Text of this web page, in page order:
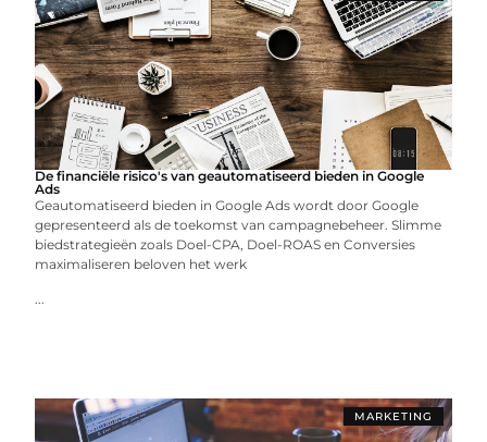
De financiële risico's van geautomatiseerd bieden in Google
Ads
Geautomatiseerd bieden in Google Ads wordt door Google
gepresenteerd als de toekomst van campagnebeheer. Slimme
biedstrategieën zoals Doel-CPA, Doel-ROAS en Conversies
maximaliseren beloven het werk
...
MARKETING